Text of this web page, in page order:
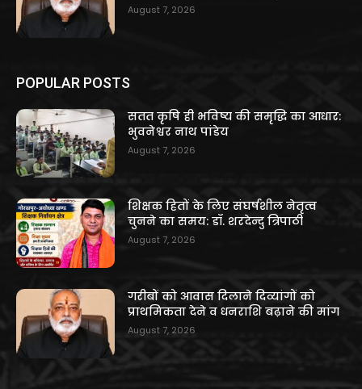
August 7, 2026
POPULAR POSTS
सतत कृषि ही भविष्य की समृद्धि का आधार:
भुवनेश्वर नाथ पांडेय
August 7, 2026
शिक्षक हितों के लिए संघर्षशील नेतृत्व
चुनने का समय: डॉ. शरदेन्दु त्रिपाठी
August 7, 2026
गरीबों को आवास दिलाने दिव्यांगों को
प्राथमिकता देने व धनराशि बढ़ाने की मांग
August 7, 2026